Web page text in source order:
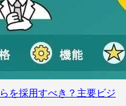
を採用すべき？主要ビジ